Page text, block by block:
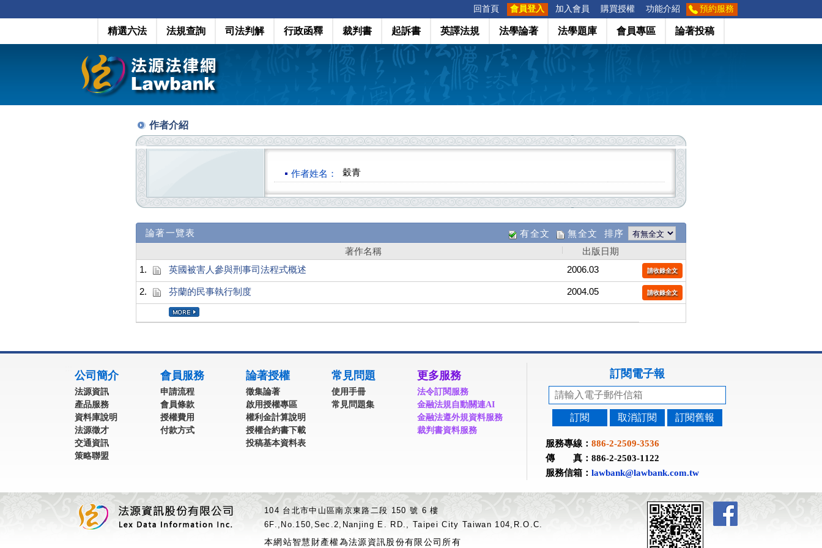
回首頁 會員登入 加入會員 購買授權 功能介紹 預約服務
精選六法 法規查詢 司法判解 行政函釋 裁判書 起訴書 英譯法規 法學論著 法學題庫 會員專區 論著投稿
作者介紹
作者姓名： 穀青
論著一覽表 有全文 無全文 排序
著作名稱
出版日期
1.
英國被害人參與刑事司法程式概述 2006.03 請收錄全文
2. 芬蘭的民事執行制度 2004.05 請收錄全文
公司簡介
法源資訊
產品服務
資料庫說明
法源徵才
交通資訊
策略聯盟
會員服務
申請流程
會員條款
授權費用
付款方式
論著授權
徵集論著
啟用授權專區
權利金計算說明
授權合約書下載
投稿基本資料表
常見問題
使用手冊
常見問題集
更多服務
法令訂閱服務
金融法規自動關連AI
金融法遵外規資料服務
裁判書資料服務
訂閱電子報
訂閱 取消訂閱 訂閱舊報
服務專線： 886-2-2509-3536
傳 真：886-2-2503-1122
服務信箱： lawbank@lawbank.com.tw
104 台北市中山區南京東路二段 150 號 6 樓
6F.,No.150,Sec.2,Nanjing E. RD., Taipei City Taiwan 104,R.O.C.
本網站智慧財產權為法源資訊股份有限公司所有